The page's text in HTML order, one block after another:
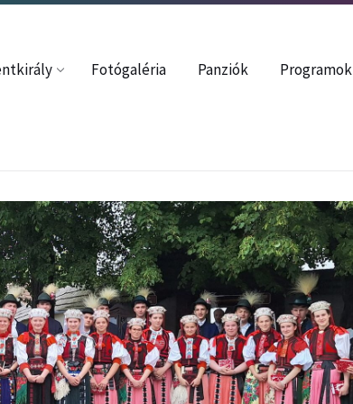
Fotógaléria Panziók Programok